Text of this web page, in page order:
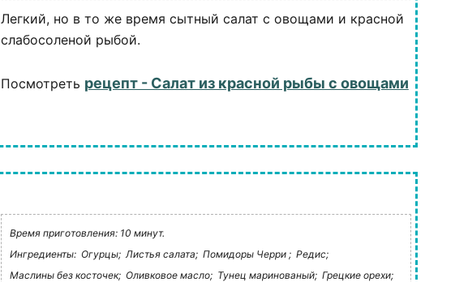
Легкий, но в то же время сытный салат с овощами и красной
слабосоленой рыбой.
Посмотреть рецепт - Салат из красной рыбы с овощами
Время приготовления: 10 минут.
Ингредиенты: Огурцы; Листья салата; Помидоры Черри ; Редис;
Маслины без косточек; Оливковое масло; Тунец маринованый; Грецкие орехи;